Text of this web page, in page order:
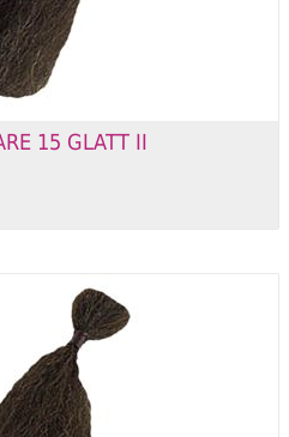
15 GLATT II